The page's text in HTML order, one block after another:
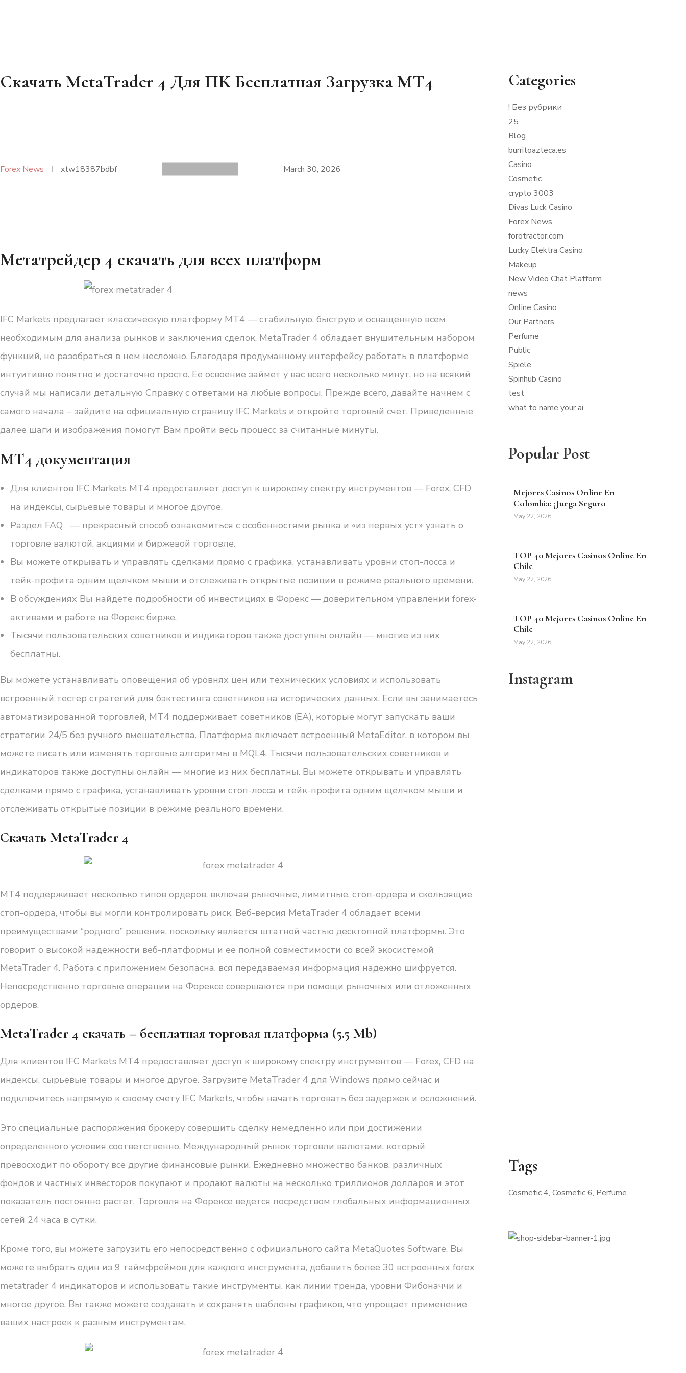
Скачать MetaTrader 4 Для ПК Бесплатная Загрузка МТ4
Forex News xtw18387bdbf March 30, 2026
Метатрейдер 4 скачать для всех платформ
IFC Markets предлагает классическую платформу MT4 — стабильную, быструю и оснащенную всем
необходимым для анализа рынков и заключения сделок. MetaTrader 4 обладает внушительным набором
функций, но разобраться в нем несложно. Благодаря продуманному интерфейсу работать в платформе
интуитивно понятно и достаточно просто. Ее освоение займет у вас всего несколько минут, но на всякий
случай мы написали детальную Справку с ответами на любые вопросы. Прежде всего, давайте начнем с
самого начала – зайдите на официальную страницу IFC Markets и откройте торговый счет. Приведенные
далее шаги и изображения помогут Вам пройти весь процесс за считанные минуты.
MT4 документация
Для клиентов IFC Markets MT4 предоставляет доступ к широкому спектру инструментов — Forex, CFD
на индексы, сырьевые товары и многое другое.
Раздел FAQ — прекрасный способ ознакомиться с особенностями рынка и «из первых уст» узнать о
торговле валютой, акциями и биржевой торговле.
Вы можете открывать и управлять сделками прямо с графика, устанавливать уровни стоп-лосса и
тейк-профита одним щелчком мыши и отслеживать открытые позиции в режиме реального времени.
В обсуждениях Вы найдете подробности об инвестициях в Форекс — доверительном управлении forex-
активами и работе на Форекс бирже.
Тысячи пользовательских советников и индикаторов также доступны онлайн — многие из них
бесплатны.
Вы можете устанавливать оповещения об уровнях цен или технических условиях и использовать
встроенный тестер стратегий для бэктестинга советников на исторических данных. Если вы занимаетесь
автоматизированной торговлей, MT4 поддерживает советников (EA), которые могут запускать ваши
стратегии 24/5 без ручного вмешательства. Платформа включает встроенный MetaEditor, в котором вы
можете писать или изменять торговые алгоритмы в MQL4. Тысячи пользовательских советников и
индикаторов также доступны онлайн — многие из них бесплатны. Вы можете открывать и управлять
сделками прямо с графика, устанавливать уровни стоп-лосса и тейк-профита одним щелчком мыши и
отслеживать открытые позиции в режиме реального времени.
Скачать MetaTrader 4
MT4 поддерживает несколько типов ордеров, включая рыночные, лимитные, стоп-ордера и скользящие
стоп-ордера, чтобы вы могли контролировать риск. Веб-версия MetaTrader 4 обладает всеми
преимуществами “родного” решения, поскольку является штатной частью десктопной платформы. Это
говорит о высокой надежности веб-платформы и ее полной совместимости со всей экосистемой
MetaTrader 4. Работа с приложением безопасна, вся передаваемая информация надежно шифруется.
Непосредственно торговые операции на Форексе совершаются при помощи рыночных или отложенных
ордеров.
MetaTrader 4 скачать – бесплатная торговая платформа (5.5 Mb)
Для клиентов IFC Markets MT4 предоставляет доступ к широкому спектру инструментов — Forex, CFD на
индексы, сырьевые товары и многое другое. Загрузите MetaTrader 4 для Windows прямо сейчас и
подключитесь напрямую к своему счету IFC Markets, чтобы начать торговать без задержек и осложнений.
Это специальные распоряжения брокеру совершить сделку немедленно или при достижении
определенного условия соответственно. Международный рынок торговли валютами, который
превосходит по обороту все другие финансовые рынки. Ежедневно множество банков, различных
фондов и частных инвесторов покупают и продают валюты на несколько триллионов долларов и этот
показатель постоянно растет. Торговля на Форексе ведется посредством глобальных информационных
сетей 24 часа в сутки.
Кроме того, вы можете загрузить его непосредственно с официального сайта MetaQuotes Software. Вы
можете выбрать один из 9 таймфреймов для каждого инструмента, добавить более 30 встроенных forex
metatrader 4 индикаторов и использовать такие инструменты, как линии тренда, уровни Фибоначчи и
многое другое. Вы также можете создавать и сохранять шаблоны графиков, что упрощает применение
ваших настроек к разным инструментам.
Categories
! Без рубрики
25
Blog
burritoazteca.es
Casino
Cosmetic
crypto 3003
Divas Luck Casino
Forex News
forotractor.com
Lucky Elektra Casino
Makeup
New Video Chat Platform
news
Online Casino
Our Partners
Perfume
Public
Spiele
Spinhub Casino
test
what to name your ai
Popular Post
Mejores Casinos Online En
Colombia: ¡Juega Seguro
May 22, 2026
TOP 40 Mejores Casinos Online En
Chile
May 22, 2026
TOP 40 Mejores Casinos Online En
Chile
May 22, 2026
Instagram
Tags
Cosmetic 4 Cosmetic 6 Perfume